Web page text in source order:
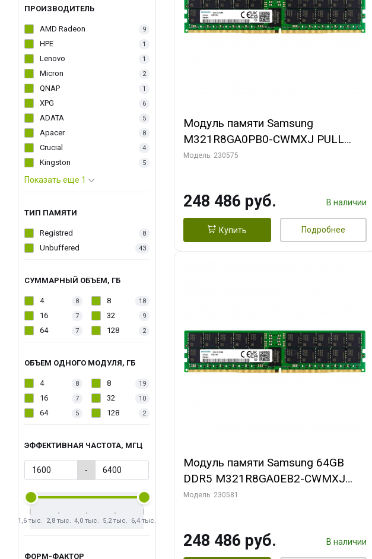
ПРОИЗВОДИТЕЛЬ
AMD Radeon 9
HPE 1
Lenovo 1
Micron 2
QNAP 1
XPG 6
ADATA 5
Apacer 8
Crucial 4
Kingston 5
Показать еще 1
ТИП ПАМЯТИ
Registred 8
Unbuffered 43
СУММАРНЫЙ ОБЪЕМ, ГБ
4 8 8 18
16 7 32 9
64 7 128 2
ОБЪЕМ ОДНОГО МОДУЛЯ, ГБ
4 8 8 19
16 7 32 10
64 5 128 2
ЭФФЕКТИВНАЯ ЧАСТОТА, МГЦ
-
1,6 тыс. 2,8 тыс. 4,0 тыс. 5,2 тыс. 6,4 тыс.
ФОРМ-ФАКТОР
Модуль памяти Samsung
M321R8GA0PB0-CWMXJ PULL
5600MHz DIMM 2Rx4 Registred
Модель: 230575
248 486 руб. В наличии
Купить Подробнее
Модуль памяти Samsung 64GB
DDR5 M321R8GA0EB2-CWMXJ
PULL 5600MHz DIMM 2Rx4
Модель: 230581
248 486 руб. В наличии